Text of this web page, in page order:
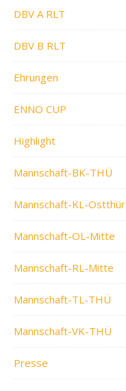
DBV A RLT
DBV B RLT
Ehrungen
ENNO CUP
Highlight
Mannschaft-BK-THÜ
Mannschaft-KL-Ostthür
Mannschaft-OL-Mitte
Mannschaft-RL-Mitte
Mannschaft-TL-THÜ
Mannschaft-VK-THÜ
Presse